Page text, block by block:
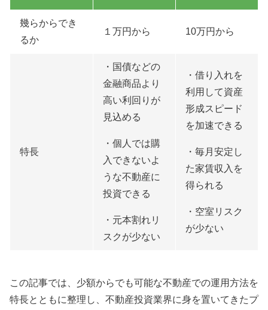
幾らからでき
るか
１万円から 10万円から
特長
・国債などの
金融商品より
高い利回りが
見込める
・個人では購
入できないよ
うな不動産に
投資できる
・元本割れリ
スクが少ない
・借り入れを
利用して資産
形成スピード
を加速できる
・毎月安定し
た家賃収入を
得られる
・空室リスク
が少ない
この記事では、少額からでも可能な不動産での運用方法を
特長とともに整理し、不動産投資業界に身を置いてきたプ